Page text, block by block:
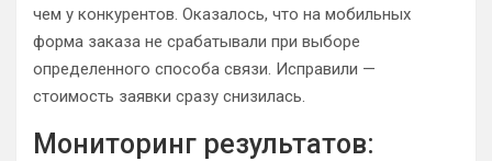
чем у конкурентов. Оказалось, что на мобильных
форма заказа не срабатывали при выборе
определенного способа связи. Исправили —
стоимость заявки сразу снизилась.
Мониторинг результатов: